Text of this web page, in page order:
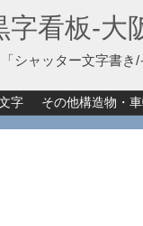
字看板‐大
「シャッター文字書
字 その他構造物・